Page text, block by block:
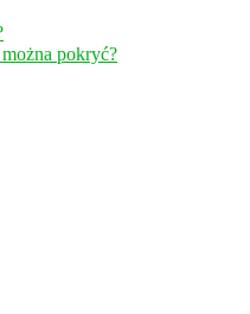
pokryć?